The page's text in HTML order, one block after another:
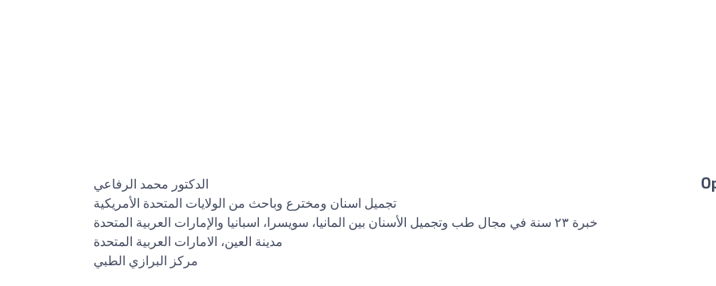
الدكتور محمد الرفاعي
تجميل اسنان ومخترع وباحث من الولايات المتحدة الأمريكية
خبرة ٢٣ سنة في مجال طب وتجميل الأسنان بين المانيا، سويسرا، اسبانيا والإمارات العربية المتحدة
مدينة العين، الامارات العربية المتحدة
مركز البرازي الطبي